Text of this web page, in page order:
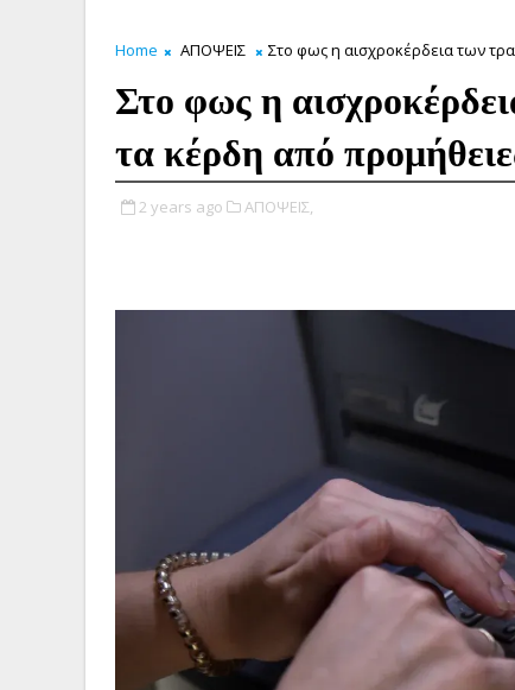
Home ΑΠΟΨΕΙΣ Στο φως η αισχροκέρδεια των
Στο φως η
τα κέρδη από
2 years ago ΑΠΟΨΕΙΣ,